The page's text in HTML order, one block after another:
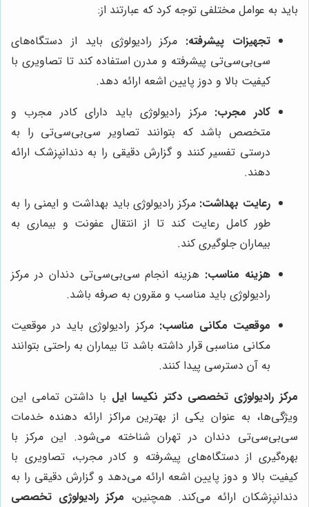
باید به عوامل مختلفی توجه کرد که عبارتند از:
تجهیزات پیشرفته: مرکز رادیولوژی باید از دستگاه‌های
سی‌بی‌سی‌تی پیشرفته و مدرن استفاده کند تا تصاویری با
کیفیت بالا و دوز پایین اشعه ارائه دهد.
کادر مجرب: مرکز رادیولوژی باید دارای کادر مجرب و
متخصص باشد که بتوانند تصاویر سی‌بی‌سی‌تی را به
درستی تفسیر کنند و گزارش دقیقی را به دندانپزشک ارائه
دهند.
رعایت بهداشت: مرکز رادیولوژی باید بهداشت و ایمنی را به
طور کامل رعایت کند تا از انتقال عفونت و بیماری به
بیماران جلوگیری کند.
هزینه مناسب: هزینه انجام سی‌بی‌سی‌تی دندان در مرکز
رادیولوژی باید مناسب و مقرون به صرفه باشد.
موقعیت مکانی مناسب: مرکز رادیولوژی باید در موقعیت
مکانی مناسبی قرار داشته باشد تا بیماران به راحتی بتوانند
به آن دسترسی پیدا کنند.
مرکز رادیولوژی تخصصی دکتر نکیسا ایل با داشتن تمامی این
ویژگی‌ها، به عنوان یکی از بهترین مراکز ارائه دهنده خدمات
سی‌بی‌سی‌تی دندان در تهران شناخته می‌شود. این مرکز با
بهره‌گیری از دستگاه‌های پیشرفته و کادر مجرب، تصاویری با
کیفیت بالا و دوز پایین اشعه ارائه می‌دهد و گزارش دقیقی را به
دندانپزشکان ارائه می‌کند. همچنین، مرکز رادیولوژی تخصصی